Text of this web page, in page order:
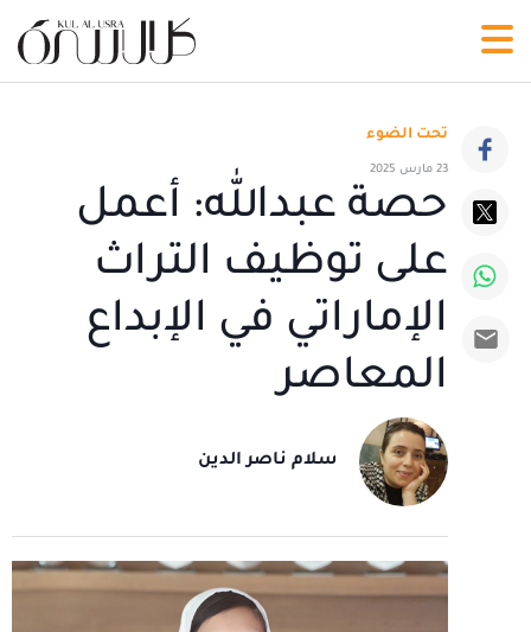
تحت الضوء
23 مارس 2025
حصة عبدالله: أعمل
على توظيف التراث
الإماراتي في الإبداع
المعاصر
سلام ناصر الدين